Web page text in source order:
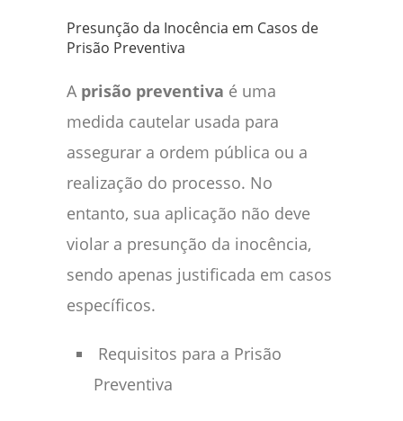
Presunção da Inocência em Casos de
Prisão Preventiva
A prisão preventiva é uma
medida cautelar usada para
assegurar a ordem pública ou a
realização do processo. No
entanto, sua aplicação não deve
violar a presunção da inocência,
sendo apenas justificada em casos
específicos.
Requisitos para a Prisão
Preventiva